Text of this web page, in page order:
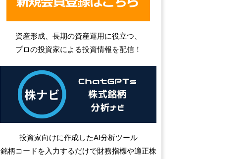
資産形成、長期の資産運用に役立つ、
プロの投資家による投資情報を配信！
投資家向けに作成したAI分析ツール
銘柄コードを入力するだけで財務指標や適正株